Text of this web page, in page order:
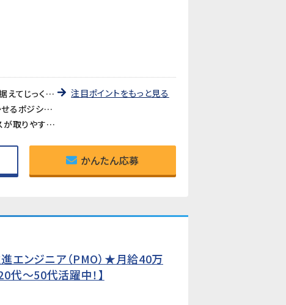
《きれいなオフィスで長期安定して勤務できる》落ち着いた事務所環境で、長期的に安心して働けます。腰を据えてじっくりキャリアを積みたい方におすすめです。
《開発チームを支えるサポート業務》資料作成・発注業務・スケジュール調整など、幅広い事務スキルを活かせるポジションです。開発の現場に近い場所で、ものづくりを支えるやりがいを感じられます。
《日勤のみ・土日休みで働きやすい》夜勤・交替なしの日勤固定。基本土日休みで、プライベートとのバランスが取りやすい環境です。
注目ポイントをもっと見る
かんたん応募
エンジニア（PMO）★月給40万
〜50代活躍中！】